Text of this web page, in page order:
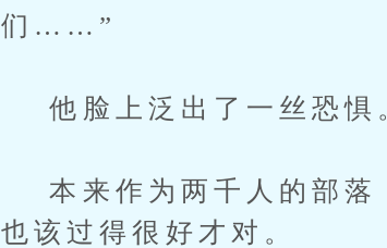
们……”
他脸上泛出了一丝恐惧
本来作为两千人的部落
也该过得很好才对。